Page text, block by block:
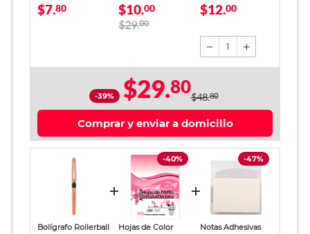
Fino
$7.80 $10.00
$29.00
Blanco 2 piezas
$12.00
1
-39% $29.80$48.80
Comprar y enviar a domicilio
Bolígrafo Rollerball
-40%
Hojas de Color
-47%
Notas Adhesivas